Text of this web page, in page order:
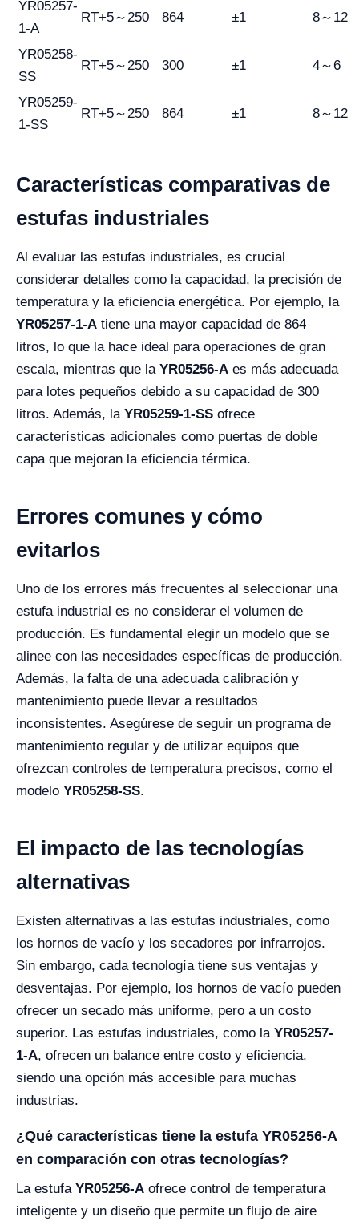
YR05257-
1-A
RT+5～250 864 ±1 8～12
YR05258-
SS
RT+5～250 300 ±1 4～6
YR05259-
1-SS
RT+5～250 864 ±1 8～12
Características comparativas de
estufas industriales
Al evaluar las estufas industriales, es crucial
considerar detalles como la capacidad, la precisión de
temperatura y la eficiencia energética. Por ejemplo, la
YR05257-1-A tiene una mayor capacidad de 864
litros, lo que la hace ideal para operaciones de gran
escala, mientras que la YR05256-A es más adecuada
para lotes pequeños debido a su capacidad de 300
litros. Además, la YR05259-1-SS ofrece
características adicionales como puertas de doble
capa que mejoran la eficiencia térmica.
Errores comunes y cómo
evitarlos
Uno de los errores más frecuentes al seleccionar una
estufa industrial es no considerar el volumen de
producción. Es fundamental elegir un modelo que se
alinee con las necesidades específicas de producción.
Además, la falta de una adecuada calibración y
mantenimiento puede llevar a resultados
inconsistentes. Asegúrese de seguir un programa de
mantenimiento regular y de utilizar equipos que
ofrezcan controles de temperatura precisos, como el
modelo YR05258-SS.
El impacto de las tecnologías
alternativas
Existen alternativas a las estufas industriales, como
los hornos de vacío y los secadores por infrarrojos.
Sin embargo, cada tecnología tiene sus ventajas y
desventajas. Por ejemplo, los hornos de vacío pueden
ofrecer un secado más uniforme, pero a un costo
superior. Las estufas industriales, como la YR05257-
1-A, ofrecen un balance entre costo y eficiencia,
siendo una opción más accesible para muchas
industrias.
¿Qué características tiene la estufa YR05256-A
en comparación con otras tecnologías?
La estufa YR05256-A ofrece control de temperatura
inteligente y un diseño que permite un flujo de aire